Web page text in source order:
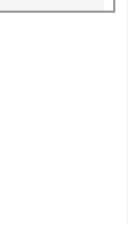
におもんな